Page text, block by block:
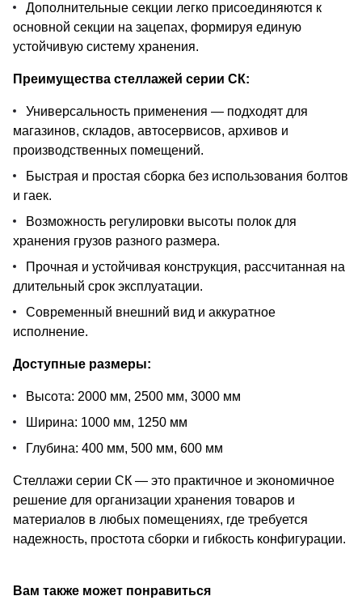
Дополнительные секции легко присоединяются к
основной секции на зацепах, формируя единую
устойчивую систему хранения.
Преимущества стеллажей серии СК:
Универсальность применения — подходят для
магазинов, складов, автосервисов, архивов и
производственных помещений.
Быстрая и простая сборка без использования болтов
и гаек.
Возможность регулировки высоты полок для
хранения грузов разного размера.
Прочная и устойчивая конструкция, рассчитанная на
длительный срок эксплуатации.
Современный внешний вид и аккуратное
исполнение.
Доступные размеры:
Высота: 2000 мм, 2500 мм, 3000 мм
Ширина: 1000 мм, 1250 мм
Глубина: 400 мм, 500 мм, 600 мм
Стеллажи серии СК — это практичное и экономичное
решение для организации хранения товаров и
материалов в любых помещениях, где требуется
надежность, простота сборки и гибкость конфигурации.
Вам также может понравиться